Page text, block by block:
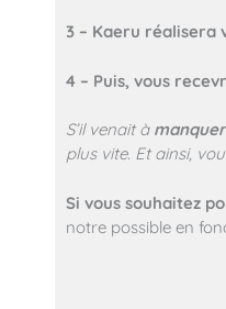
3 – Kaeru réalisera
4 – Puis, vous
S’il venait à
plus vite. Et ainsi,
Si vous souhaitez
notre possible en